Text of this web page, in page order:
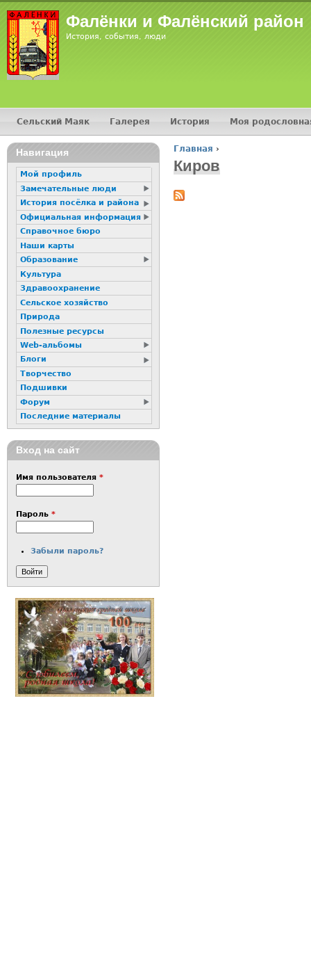
Фалёнки и Фалёнский район
История, события, люди
Вы здесь
Главная ›
Киров
Главное меню
Сельский Маяк Галерея История Моя
16+
Навигация
Мой профиль
Замечательные люди
История посёлка и района
Официальная информация
Справочное бюро
Наши карты
Образование
Культура
Здравоохранение
Сельское хозяйство
Природа
Полезные ресурсы
Web-альбомы
Блоги
Творчество
Подшивки
Форум
Последние материалы
Вход на сайт
Имя пользователя *
Пароль *
Забыли пароль?